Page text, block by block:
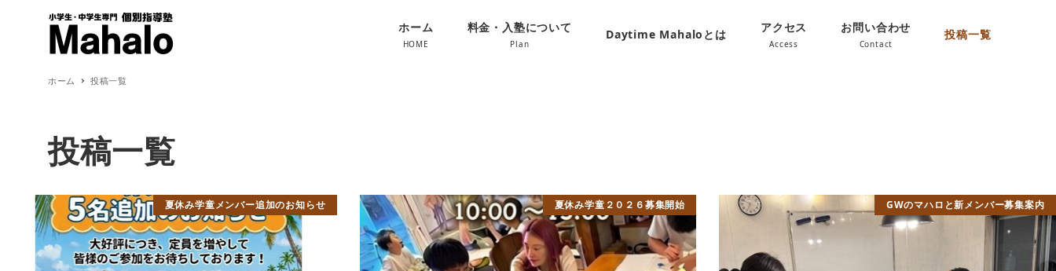
ホーム
HOME
料金・入塾について
Plan
Daytime Mahaloとは アクセス
Access
お問い合わせ
Contact
投稿一覧
ホーム 投稿一覧
投稿一覧
夏休み学童メンバー追加のお知らせ 夏休み学童２０２６募集開始 GWのマハロと新メンバー募集案内